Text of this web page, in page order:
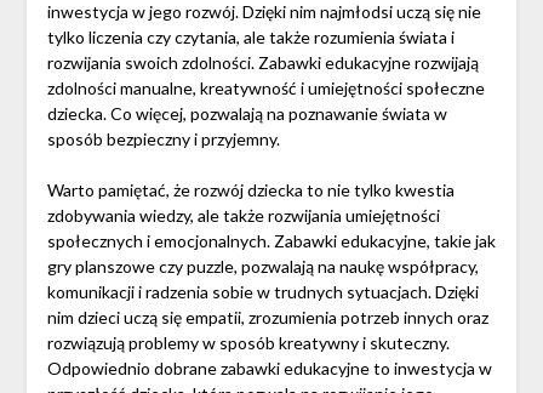
inwestycja w jego rozwój. Dzięki nim najmłodsi uczą się nie
tylko liczenia czy czytania, ale także rozumienia świata i
rozwijania swoich zdolności. Zabawki edukacyjne rozwijają
zdolności manualne, kreatywność i umiejętności społeczne
dziecka. Co więcej, pozwalają na poznawanie świata w
sposób bezpieczny i przyjemny.
Warto pamiętać, że rozwój dziecka to nie tylko kwestia
zdobywania wiedzy, ale także rozwijania umiejętności
społecznych i emocjonalnych. Zabawki edukacyjne, takie jak
gry planszowe czy puzzle, pozwalają na naukę współpracy,
komunikacji i radzenia sobie w trudnych sytuacjach. Dzięki
nim dzieci uczą się empatii, zrozumienia potrzeb innych oraz
rozwiązują problemy w sposób kreatywny i skuteczny.
Odpowiednio dobrane zabawki edukacyjne to inwestycja w